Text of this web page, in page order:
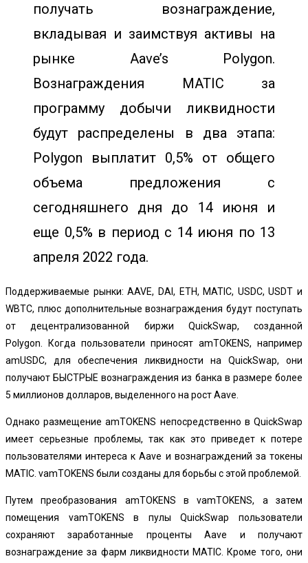
получать вознаграждение,
вкладывая и заимствуя активы на
рынке Aave’s Polygon.
Вознаграждения MATIC за
программу добычи ликвидности
будут распределены в два этапа:
Polygon выплатит 0,5% от общего
объема предложения с
сегодняшнего дня до 14 июня и
еще 0,5% в период с 14 июня по 13
апреля 2022 года.
Поддерживаемые рынки: AAVE, DAI, ETH, MATIC, USDC, USDT и
WBTC, плюс дополнительные вознаграждения будут поступать
от децентрализованной биржи QuickSwap, созданной
Polygon. Когда пользователи приносят amTOKENS, например
amUSDC, для обеспечения ликвидности на QuickSwap, они
получают БЫСТРЫЕ вознаграждения из банка в размере более
5 миллионов долларов, выделенного на рост Aave.
Однако размещение amTOKENS непосредственно в QuickSwap
имеет серьезные проблемы, так как это приведет к потере
пользователями интереса к Aave и вознаграждений за токены
MATIC. vamTOKENS были созданы для борьбы с этой проблемой.
Путем преобразования amTOKENS в vamTOKENS, а затем
помещения vamTOKENS в пулы QuickSwap пользователи
сохраняют заработанные проценты Aave и получают
вознаграждение за фарм ликвидности MATIC. Кроме того, они